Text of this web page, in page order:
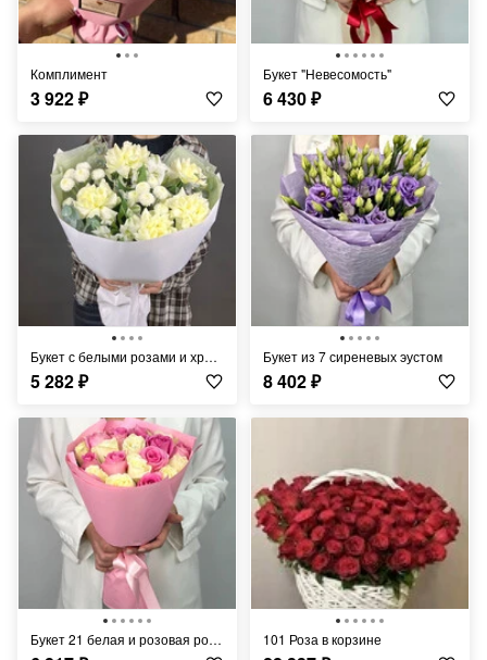
Комплимент
3 922₽
Букет "Невесомость"
6 430₽
Букет с белыми розами и хризантемой
5 282₽
Букет из 7 сиреневых эустом
8 402₽
Букет 21 белая и розовая роза Кения 40 см 101 Роза в корзине